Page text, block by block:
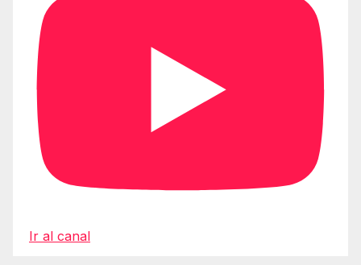
Ir al canal